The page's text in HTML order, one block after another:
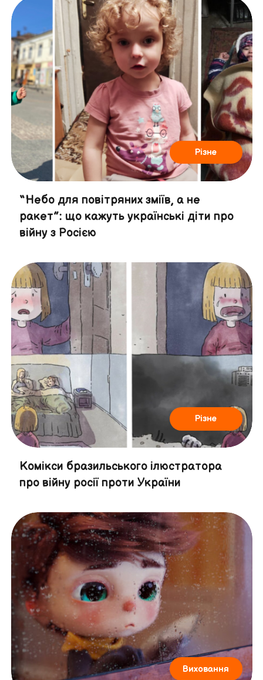
Різне
“Небо для повітряних зміїв, а не
ракет”: що кажуть українські діти про
війну з Росією
Різне
Комікси бразильського ілюстратора
про війну росії проти України
Виховання